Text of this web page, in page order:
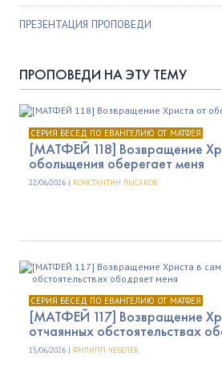
ПРЕЗЕНТАЦИЯ ПРОПОВЕДИ
ПРОПОВЕДИ НА ЭТУ ТЕМУ
СЕРИЯ БЕСЕД ПО ЕВАНГЕЛИЮ ОТ МАТФЕЯ
[МАТФЕЙ 118] Возвращение
обольщения оберегает меня
22/06/2026 | КОНСТАНТИН ЛЫСАКОВ
СЕРИЯ БЕСЕД ПО ЕВАНГЕЛИЮ ОТ МАТФЕЯ
[МАТФЕЙ 117] Возвращение
отчаянных обстоятельствах
15/06/2026 | ФИЛИПП ЧЕВЕЛЁВ